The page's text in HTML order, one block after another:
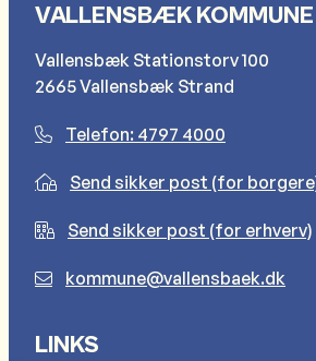
VALLENSBÆK KOMMUNE
Vallensbæk Stationstorv 100
2665 Vallensbæk Strand
Telefon: 4797 4000
Send sikker post (for
Send sikker post (for erhverv)
kommune@vallensbaek.dk
LINKS